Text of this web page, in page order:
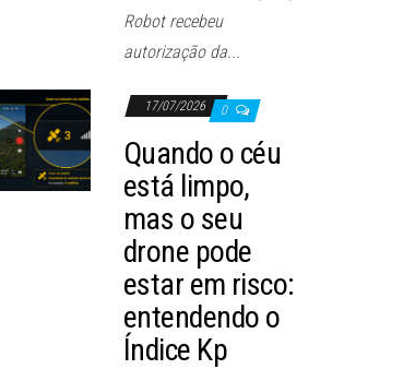
Robot recebeu
autorização da...
17/07/2026 0
Quando o céu
está limpo,
mas o seu
drone pode
estar em risco:
entendendo o
Índice Kp